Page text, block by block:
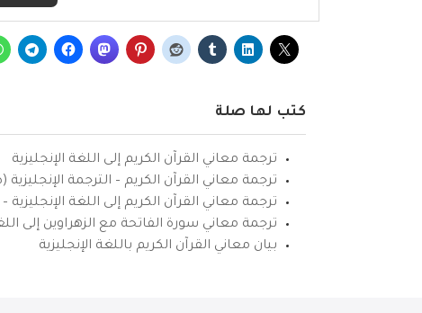
كتب لها صلة
ترجمة معاني القرآن الكريم إلى اللغة الإنجليزية
ترجمة معاني القرآن الكريم – الترجمة
ترجمة معاني القرآن الكريم إلى اللغة
ترجمة معاني سورة الفاتحة مع الزهراوين إلى
بيان معاني القرآن الكريم باللغة الإنجليزية